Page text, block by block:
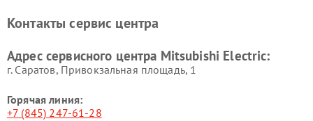
Контакты сервис центра
Адрес сервисного центра Mitsubishi Electric:
г. Саратов, Привокзальная площадь, 1
Горячая линия:
+7 (845) 247-61-28